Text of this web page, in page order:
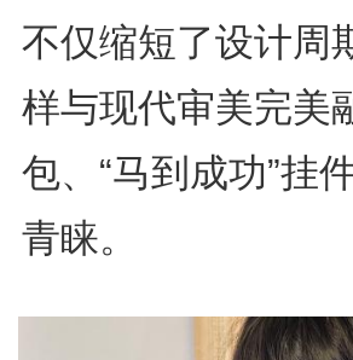
不仅缩短了设计周
样与现代审美完美
包、“马到成功”挂
青睐。